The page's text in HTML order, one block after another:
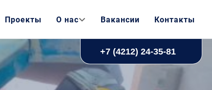
Проекты О нас Вакансии Контакты
+7 (4212) 24-35-81